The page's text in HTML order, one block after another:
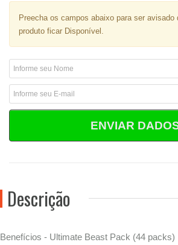
Preecha os campos abaixo para ser avisado
produto ficar Disponível.
ENVIAR
Descrição
Benefícios - Ultimate Beast Pack (44 packs)